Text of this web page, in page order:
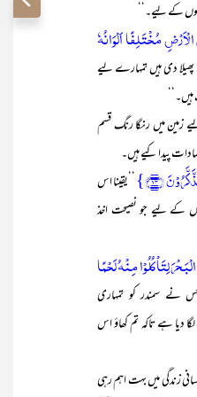
کے لیے۔‘‘
مُخۡتَلِفًا اَلۡوَانُہٗ
دی ہیں تمہارے لیے
زمین میں رنگا رنگ قسم
پیدا کیے ہیں۔
﴿۱۳﴾}
’’یقینا اس
کے لیے جو نصیحت اخذ
لِتَاۡکُلُوۡا مِنۡہُ لَحۡمًا
نے سمندر کو تمہاری
دیا ہے تاکہ تم کھاؤ اس
زندگی میں بہت اہم رہی